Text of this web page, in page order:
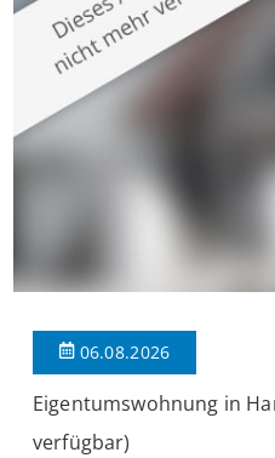
modernen Wohnkomfort mit
verbindet. Der […]
06.08.2026
Eigentumswohnung in
verfügbar)